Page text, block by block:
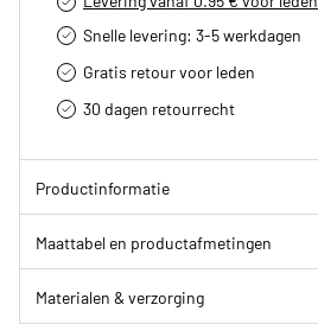
Snelle levering: 3-5 werkdagen
Gratis retour voor leden
30 dagen retourrecht­
Productinformatie
Maattabel en productafmetingen
Materialen & verzorging